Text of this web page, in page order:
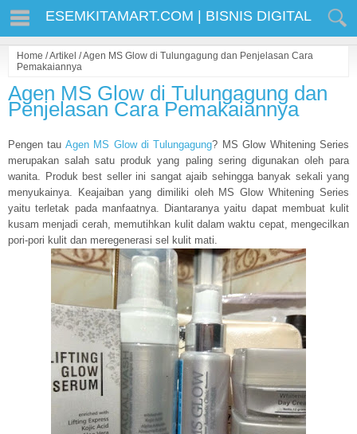
ESEMKITAMART.COM | BISNIS DIGITAL
Home /Artikel /Agen MS Glow di Tulungagung dan Penjelasan Cara
Pemakaiannya
Agen MS Glow di Tulungagung dan
Penjelasan Cara Pemakaiannya
Pengen tau Agen MS Glow di Tulungagung? MS Glow Whitening Series
merupakan salah satu produk yang paling sering digunakan oleh para
wanita. Produk best seller ini sangat ajaib sehingga banyak sekali yang
menyukainya. Keajaiban yang dimiliki oleh MS Glow Whitening Series
yaitu terletak pada manfaatnya. Diantaranya yaitu dapat membuat kulit
kusam menjadi cerah, memutihkan kulit dalam waktu cepat, mengecilkan
pori-pori kulit dan meregenerasi sel kulit mati.